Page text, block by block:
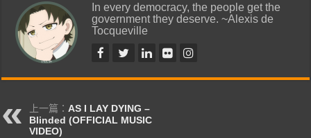
In every democracy, the people get the
government they deserve. ~Alexis de
Tocqueville
上一篇：AS I LAY DYING –
Blinded (OFFICIAL MUSIC
VIDEO)